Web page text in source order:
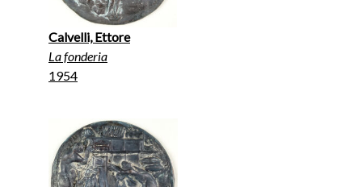
Calvelli, Ettore
La fonderia
1954